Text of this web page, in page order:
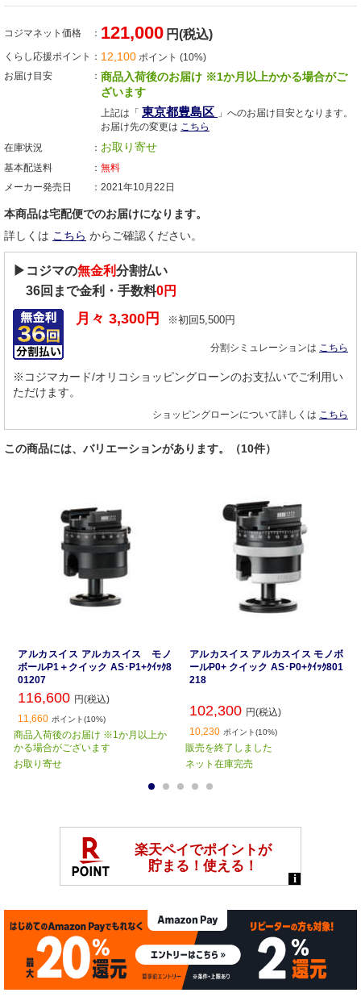
コジマネット価格 121,000 円(税込)
くらし応援ポイント 12,100 ポイント (10%)
お届け目安
商品入荷後のお届け ※1か月以上かかる場合がご
ざいます
上記は「 東京都豊島区 」へのお届け目安となります。
お届け先の変更は こちら
在庫状況
お取り寄せ
基本配送料
無料
メーカー発売日
2021年10月22日
本商品は宅配便でのお届けになります。
詳しくは こちら からご確認ください。
▶コジマの無金利分割払い
36回まで金利・手数料0円
月々 3,300 円 ※初回5,500円
分割シミュレーションは こちら
※コジマカード/オリコショッピングローンのお支払いでご利用い
ただけます。
ショッピングローンについて詳しくは こちら
この商品には、バリエーションがあります。（10件）
アルカスイス アルカスイス モノ
ボールP1＋クイック AS･P1+ｸｲｯｸ8
01207
116,600 円(税込)
11,660 ポイント(10%)
商品入荷後のお届け ※1か月以上か
かる場合がございます
お取り寄せ
アルカスイス アルカスイス モノボ
ールP0+ クイック AS･P0+ｸｲｯｸ801
218
102,300 円(税込)
10,230 ポイント(10%)
販売を終了しました
ネット在庫完売